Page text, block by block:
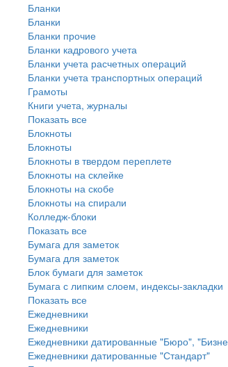
Бланки
Бланки
Бланки прочие
Бланки кадрового учета
Бланки учета расчетных операций
Бланки учета транспортных операций
Грамоты
Книги учета, журналы
Показать все
Блокноты
Блокноты
Блокноты в твердом переплете
Блокноты на склейке
Блокноты на скобе
Блокноты на спирали
Колледж-блоки
Показать все
Бумага для заметок
Бумага для заметок
Блок бумаги для заметок
Бумага с липким слоем, индексы-закладки
Показать все
Ежедневники
Ежедневники
Ежедневники датированные "Бюро",
Ежедневники датированные "Стандарт"